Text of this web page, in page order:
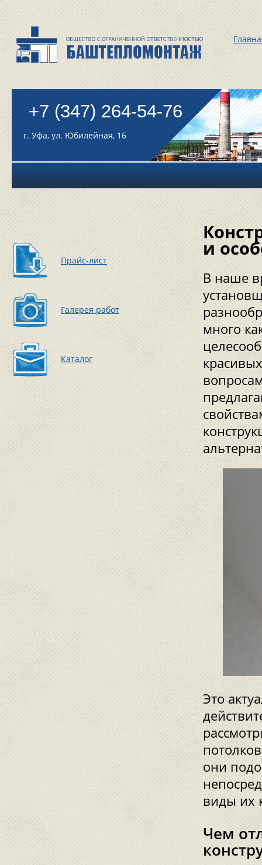
+7 (347) 264-54-76
г. Уфа, ул. Юбилейная, 16
Прайс-лист
Галерея работ
Каталог
и
В наше
много
Это
они
виды их
Чем